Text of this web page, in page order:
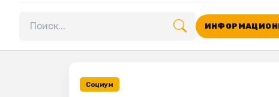
Поиск по сайту
Социум